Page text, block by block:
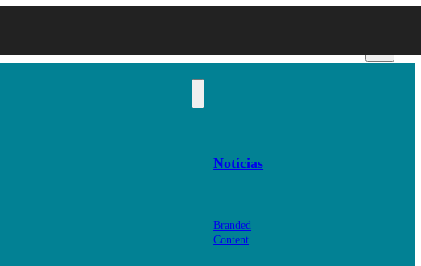
Notícias
Branded
Content